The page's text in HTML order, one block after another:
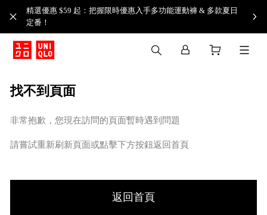
精選優惠 $59 起：把握限時優惠入手多功能運動褲 & 多款夏日
定番！​
找不到頁面
非常抱歉，您現在訪問的頁面暫時遇到問題
請嘗試重新刷新頁面或點擊下方按鈕返回首頁
返回首頁